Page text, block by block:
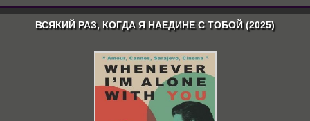
ВСЯКИЙ РАЗ, КОГДА Я НАЕДИНЕ С ТОБОЙ (2025)